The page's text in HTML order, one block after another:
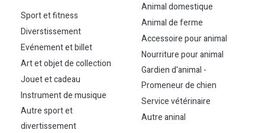
Sport et fitness
Diverstissement
Evénement et billet
Art et objet de collection
Jouet et cadeau
Instrument de musique
Autre sport et
divertissement
Animal domestique
Animal de ferme
Accessoire pour animal
Nourriture pour animal
Gardien d'animal -
Promeneur de chien
Service vétérinaire
Autre aninal